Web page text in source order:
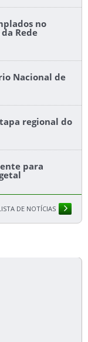
no
Rede
Nacional de
regional do
para
DE NOTÍCIAS